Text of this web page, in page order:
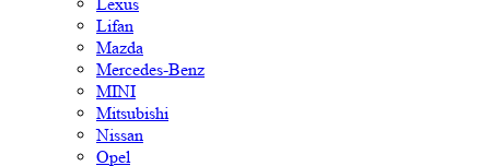
Lifan
Mazda
Mercedes-Benz
MINI
Mitsubishi
Nissan
Opel